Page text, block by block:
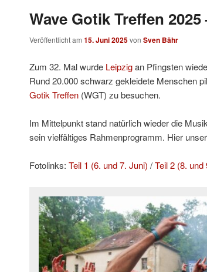
Wave Gotik Treffen
Veröffentlicht am 15. Juni 2025von Sven Bähr
Zum 32. Mal wurde Leipzigan Pfingsten
Rund 20.000 schwarz gekleidete Menschen
Gotik Treffen (WGT) zu besuchen.
Im Mittelpunkt stand natürlich wieder die
sein vielfältiges Rahmenprogramm. Hier
Fotolinks: Teil 1 (6. und 7. Juni) /Teil 2 (8. und